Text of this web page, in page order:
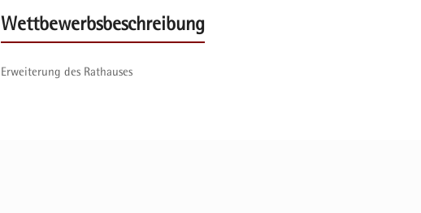
Wettbewerbsbeschreibung
Erweiterung des Rathauses